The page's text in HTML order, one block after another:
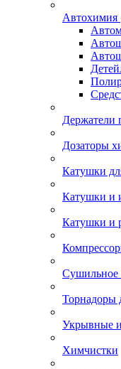
Автохимия
Держатели
Дозаторы
Катушки
Катушки и
Катушки и
Сушильное
Торнадоры
Укрывные
Химчистки